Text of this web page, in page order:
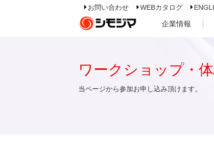
お問い合わせ WEBカタログ
企業情報
ワークショップ・
当ページから参加お申し込み頂けます。